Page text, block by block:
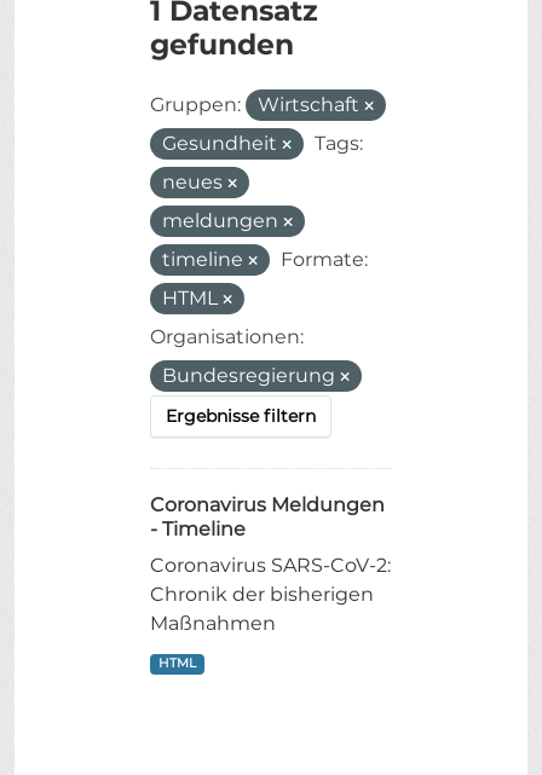
1 Datensatz
gefunden
Gruppen:
Wirtschaft
Gesundheit
Tags:
neues
meldungen
timeline
Formate:
HTML
Organisationen:
Bundesregierung
Ergebnisse filtern
Coronavirus Meldungen
- Timeline
Coronavirus SARS-CoV-2:
Chronik der bisherigen
Maßnahmen
HTML